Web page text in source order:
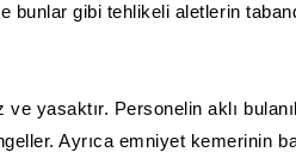
gibi tehlikeli aletlerin
yasaktır. Personelin aklı
Ayrıca emniyet kemerinin